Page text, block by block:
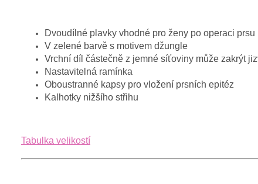
Dvoudílné plavky vhodné pro ženy po operaci prsu
V zelené barvě s motivem džungle
Vrchní díl částečně z jemné síťoviny může zakrýt
Nastavitelná ramínka
Oboustranné kapsy pro vložení prsních epitéz
Kalhotky nižšího střihu
Tabulka velikostí